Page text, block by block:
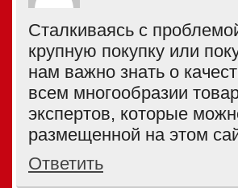
Сталкиваясь с
крупную покупку или
нам важно знать о
всем многообразии
экспертов, которые
размещенной на этом
Ответить